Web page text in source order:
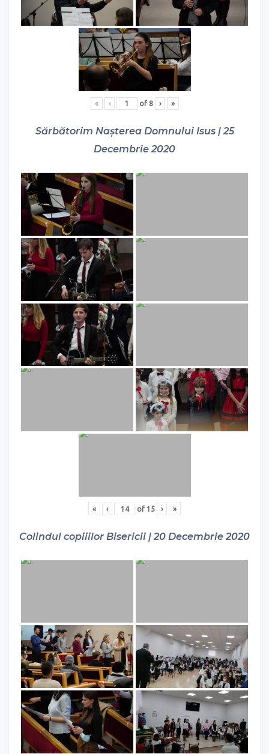
« ‹ of 8 › »
Sărbătorim Nașterea Domnului Isus | 25
Decembrie 2020
« ‹ of 15 › »
Colindul copiiilor Bisericii | 20 Decembrie 2020